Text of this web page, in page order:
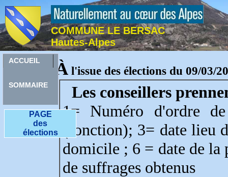
COMMUNE LE BERSAC
Hautes-Alpes
ACCUEIL
SOMMAIRE
PAGE
des
élections
À l'issue des élections du 09/03/
Les conseillers
1= Numéro d'ordre
(fonction); 3= date lieu
domicile ; 6 = date de la
de suffrages obtenus